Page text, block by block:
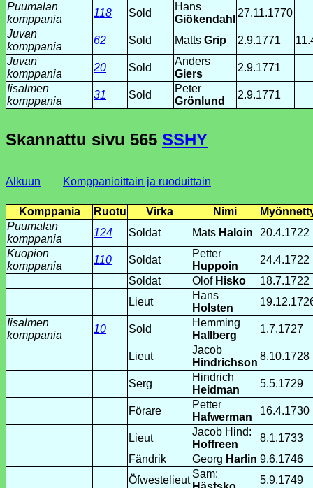
Puumalan
komppania
118 Sold
Hans
Giökendahl
27.11.1770
Juvan
komppania
62 Sold Matts Grip 2.9.1771
Juvan
komppania
20 Sold
Anders
Giers
2.9.1771
Iisalmen
komppania
31 Sold
Peter
Grönlund
2.9.1771
Skannattu sivu 565 SSHY
Alkuun Komppanioittain ja ruoduittain
Komppania Ruotu Virka Nimi
Puumalan
komppania
124 Soldat Mats Haloin
20.4.1722
Kuopion
komppania
110 Soldat
Petter
Huppoin
24.4.1722
Soldat
Olof Hisko
18.7.1722
Lieut
Hans
Holsten
Iisalmen
komppania
10 Sold
Hemming
Hallberg
1.7.1727
Lieut
Jacob
Hindrichson
8.10.1728
Serg
Hindrich
Heidman
5.5.1729
Förare
Petter
Hafwerman
16.4.1730
Lieut
Jacob Hind:
Hoffreen
8.1.1733
Fändrik
Georg Harlin 9.6.1746
Öfwestelieut
Sam:
5.9.1749